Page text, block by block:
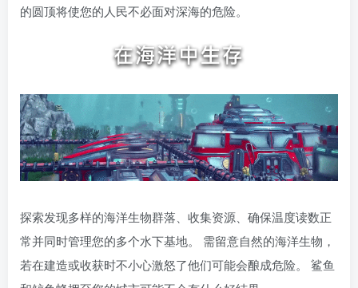
的圆顶将使您的人民不必面对深海的危险。
探索发现多样的海洋生物群落、收集资源、确保温度读数正
常并同时管理您的多个水下基地。 需留意自然的海洋生物，
若在建造或收获时不小心激怒了他们可能会酿成危险。 鲨鱼